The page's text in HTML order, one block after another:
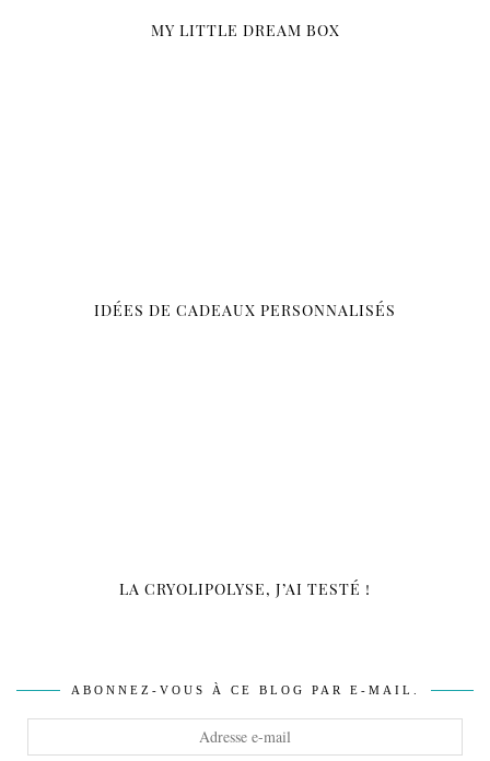
MY LITTLE DREAM BOX
IDÉES DE CADEAUX PERSONNALISÉS
LA CRYOLIPOLYSE, J’AI TESTÉ !
ABONNEZ-VOUS À CE BLOG PAR E-MAIL.